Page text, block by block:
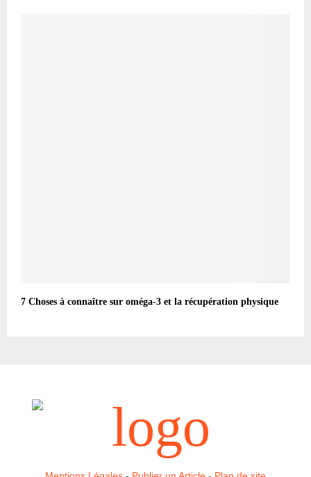
7 Choses à connaître sur oméga-3 et la récupération physique